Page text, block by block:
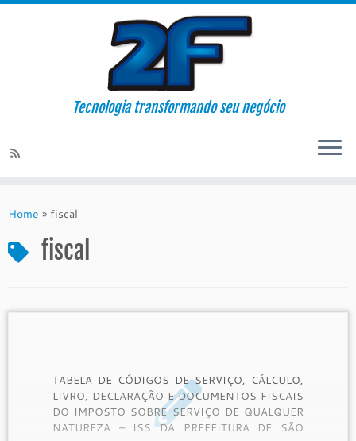
Tecnologia transformando seu negócio
Home » fiscal
fiscal
TABELA DE CÓDIGOS DE SERVIÇO, CÁLCULO,
LIVRO, DECLARAÇÃO E DOCUMENTOS FISCAIS
DO IMPOSTO SOBRE SERVIÇO DE QUALQUER
NATUREZA – ISS DA PREFEITURA DE SÃO